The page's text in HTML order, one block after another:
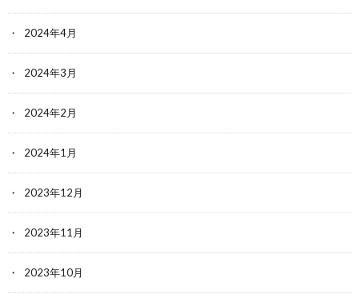
2024年4月
2024年3月
2024年2月
2024年1月
2023年12月
2023年11月
2023年10月